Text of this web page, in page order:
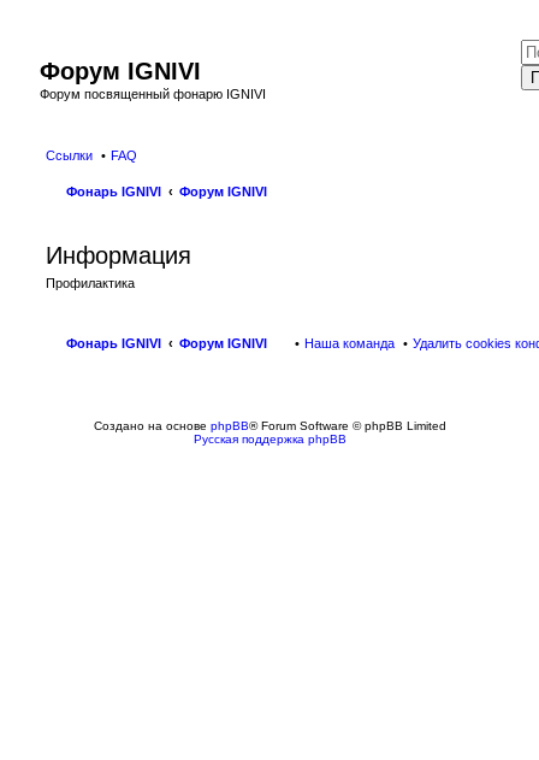
Форум IGNIVI
Форум посвященный фонарю IGNIVI
Ссылки FAQ
Фонарь IGNIVI Форум IGNIVI
Информация
Профилактика
Фонарь IGNIVI Форум IGNIVI Удалить cookies
Наша команда
Создано на основе phpBB® Forum Software © phpBB Limited
Русская поддержка phpBB